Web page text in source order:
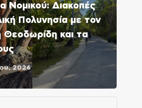
Νομικού: Διακοπές
Πολυνησία με τον
Θεοδωρίδη και τα
2026